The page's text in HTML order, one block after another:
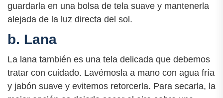
guardarla en una bolsa de tela suave y mantenerla
alejada de la luz directa del sol.
b. Lana
La lana también es una tela delicada que debemos
tratar con cuidado. Lavémosla a mano con agua fría
y jabón suave y evitemos retorcerla. Para secarla, la